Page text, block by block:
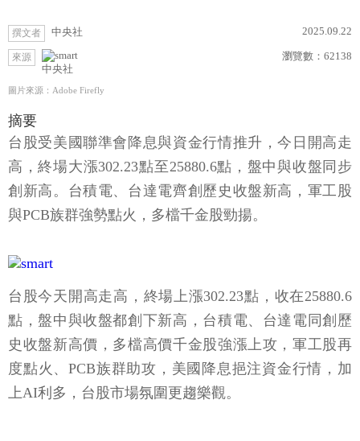
撰文者 中央社 2025.09.22
來源
中央社
瀏覽數： 62138
圖片來源：Adobe Firefly
摘要
台股受美國聯準會降息與資金行情推升，今日開高走
高，終場大漲302.23點至25880.6點，盤中與收盤同步
創新高。台積電、台達電齊創歷史收盤新高，軍工股
與PCB族群強勢點火，多檔千金股勁揚。
台股今天開高走高，終場上漲302.23點，收在25880.6
點，盤中與收盤都創下新高，台積電、台達電同創歷
史收盤新高價，多檔高價千金股強漲上攻，軍工股再
度點火、PCB族群助攻，美國降息挹注資金行情，加
上AI利多，台股市場氛圍更趨樂觀。